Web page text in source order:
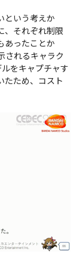
という考えか
、それぞれ制限
あったことか
されるキャラク
をキャプチャす
たため、コスト